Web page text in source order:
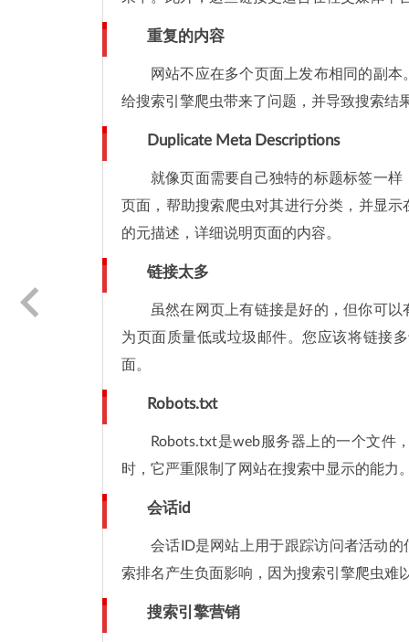
重复的内容
网站不应在多个页面上发布相同的副
给搜索引擎爬虫带来了问题，并导致搜索结
Duplicate Meta Descriptions
就像页面需要自己独特的标题标签一
页面，帮助搜索爬虫对其进行分类，并显
的元描述，详细说明页面的内容。
链接太多
虽然在网页上有链接是好的，但你可
为页面质量低或垃圾邮件。您应该将链接
面。
Robots.txt
Robots.txt是web服务器上的一个文件
时，它严重限制了网站在搜索中显示的能力
会话id
会话ID是网站上用于跟踪访问者活动
索排名产生负面影响，因为搜索引擎爬虫难
搜索引擎营销